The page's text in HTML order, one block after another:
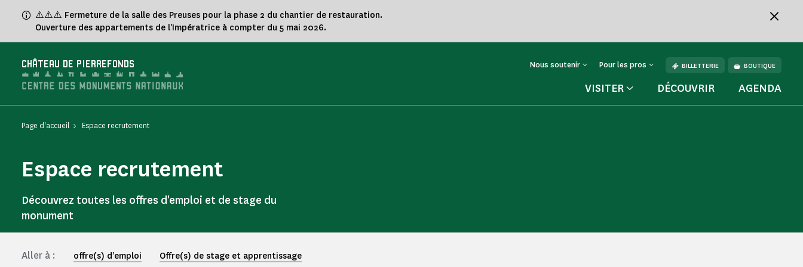
⚠️⚠️⚠️ Fermeture de la salle des Preuses pour la phase 2 du chantier de restauration.
Ouverture des appartements de l'Impératrice à compter du 5 mai 2026.
CHÂTEAU DE PIERREFONDS Nous soutenir Pour les pros BILLETTERIE BOUTIQUE
VISITER DÉCOUVRIR AGENDA
Page d'accueil Espace recrutement
Espace recrutement
Découvrez toutes les offres d'emploi et de stage du
monument
Aller à : offre(s) d’emploi Offre(s) de stage et apprentissage